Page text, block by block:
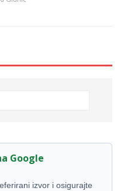
Google
izvor i osigurajte